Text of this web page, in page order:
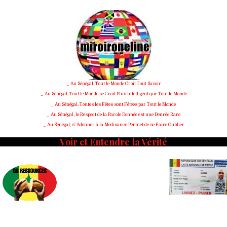
_ Au Sénégal, Tout le Monde Croit Tout Savoir
_ Au Sénégal, Tout le Monde se Croit Plus Intelligent que Tout le Monde
_ Au Sénégal, Toutes les Fêtes sont Fêtées par Tout le Monde
_ Au Sénégal, le Respect de la Parole Donnée est une Denrée Rare
_ Au Sénégal, s' Adonner à la Médisance Permet de se Faire Oublier
Voir et Entendre la Vérité